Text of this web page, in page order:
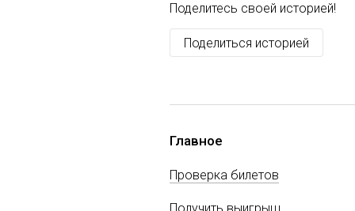
Поделитесь своей историей!
Поделиться историей
Главное
Проверка билетов